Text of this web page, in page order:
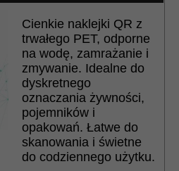
Cienkie naklejki QR z
trwałego PET, odporne
na wodę, zamrażanie i
zmywanie. Idealne do
dyskretnego
oznaczania żywności,
pojemników i
opakowań. Łatwe do
skanowania i świetne
do codziennego użytku.